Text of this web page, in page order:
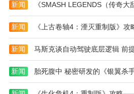
在繁华的城市里，直接开一
能的。
进入剧情挑战后，也需要让
标。
每次承担各种任务，都需要
烹饪技能。
新闻
新闻
新闻 马斯克谈自动驾驶底层逻辑 前
新闻